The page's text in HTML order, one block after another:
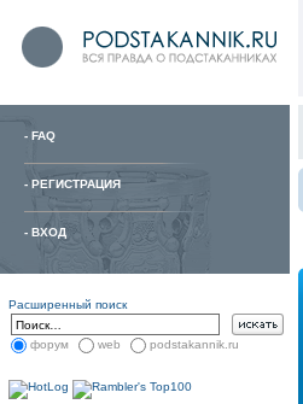
- FAQ
- РЕГИСТРАЦИЯ
- ВХОД
Расширенный поиск
форум web podstakannik.ru